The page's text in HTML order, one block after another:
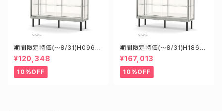
期間限定特価(～8/31)H0960
8S W900D600H1800mm
新型業務用ガラスケース ショー
ケース
¥120,348
10%OFF
期間限定特価(～8/31)H18605
S W1800D600H1500mm 新
型業務用ガラスケース ショーケ
ース
¥167,013
10%OFF